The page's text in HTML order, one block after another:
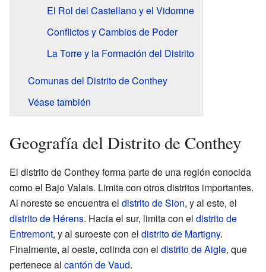
El Rol del Castellano y el Vidomne
Conflictos y Cambios de Poder
La Torre y la Formación del Distrito
Comunas del Distrito de Conthey
Véase también
Geografía del Distrito de Conthey
El distrito de Conthey forma parte de una región conocida
como el Bajo Valais. Limita con otros distritos importantes.
Al noreste se encuentra el distrito de Sion, y al este, el
distrito de Hérens. Hacia el sur, limita con el distrito de
Entremont, y al suroeste con el distrito de Martigny.
Finalmente, al oeste, colinda con el distrito de Aigle, que
pertenece al cantón de Vaud.